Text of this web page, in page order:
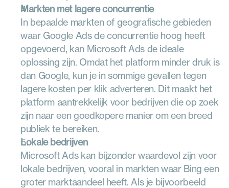
Markten met lagere concurrentie
In bepaalde markten of geografische gebieden
waar Google Ads de concurrentie hoog heeft
opgevoerd, kan Microsoft Ads de ideale
oplossing zijn. Omdat het platform minder druk is
dan Google, kun je in sommige gevallen tegen
lagere kosten per klik adverteren. Dit maakt het
platform aantrekkelijk voor bedrijven die op zoek
zijn naar een goedkopere manier om een breed
publiek te bereiken.
Lokale bedrijven
Microsoft Ads kan bijzonder waardevol zijn voor
lokale bedrijven, vooral in markten waar Bing een
groter marktaandeel heeft. Als je bijvoorbeeld